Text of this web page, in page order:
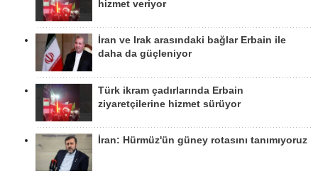
hizmet veriyor
İran ve Irak arasındaki bağlar Erbain ile
daha da güçleniyor
Türk ikram çadırlarında Erbain
ziyaretçilerine hizmet sürüyor
İran: Hürmüz'ün güney rotasını tanımıyoruz